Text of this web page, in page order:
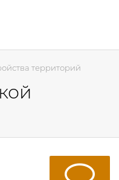
территорий